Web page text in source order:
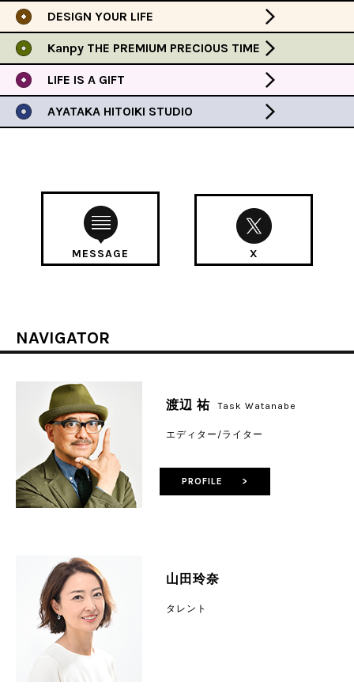
DESIGN YOUR LIFE
Kanpy THE PREMIUM PRECIOUS TIME
LIFE IS A GIFT
AYATAKA HITOIKI STUDIO
MESSAGE X
NAVIGATOR
渡辺 祐 Task Watanabe
エディター/ライター
山田玲奈
タレント
PROFILE >